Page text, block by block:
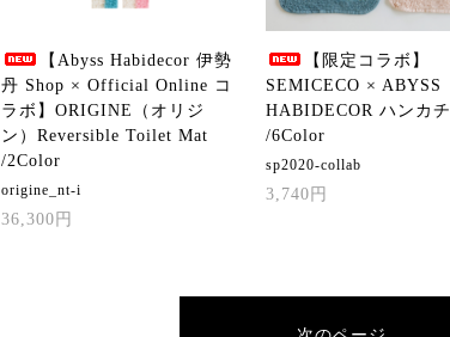
【Abyss Habidecor 伊勢
丹 Shop × Official Online コ
ラボ】ORIGINE（オリジ
ン）Reversible Toilet Mat
/2Color
origine_nt-i
36,300円
【限定コラボ】
SEMICECO × ABYSS
HABIDECOR ハンカチ
/6Color
sp2020-collab
3,740円